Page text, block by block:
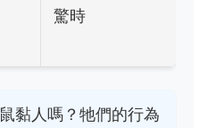
驚時
黏人嗎？牠們的行為